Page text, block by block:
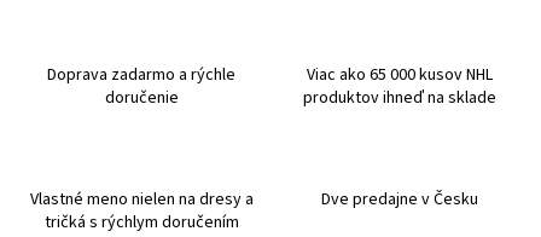
Doprava zadarmo a rýchle
doručenie
Viac ako 65 000 kusov NHL
produktov ihneď na sklade
Vlastné meno nielen na dresy a
tričká s rýchlym doručením
Dve predajne v Česku